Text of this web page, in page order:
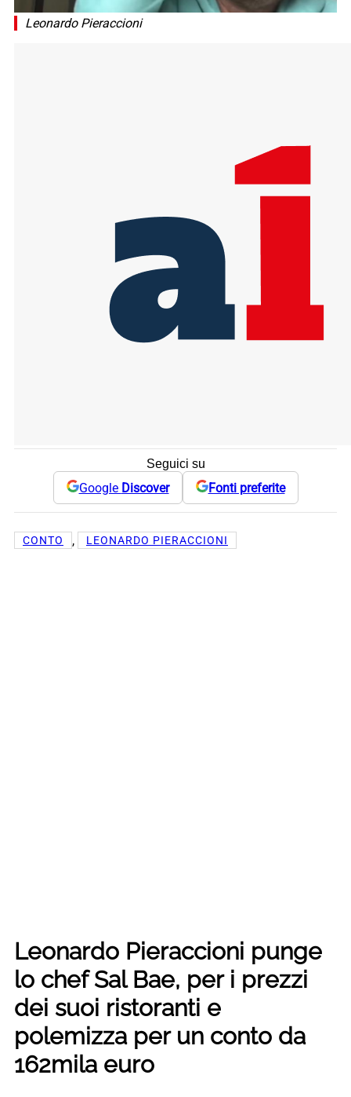
Leonardo Pieraccioni
Seguici su
Google Discover Fonti preferite
CONTO , LEONARDO PIERACCIONI
Leonardo Pieraccioni punge
lo chef Sal Bae, per i prezzi
dei suoi ristoranti e
polemizza per un conto da
162mila euro